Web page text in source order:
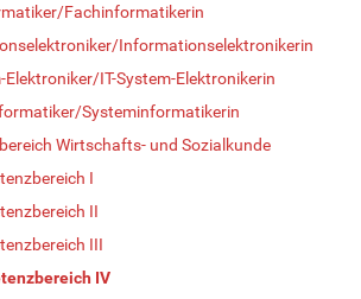
Fachinformatikerin
Informationselektronikerin
Elektroniker/IT-System-Elektronikerin
Systeminformatikerin
Wirtschafts- und Sozialkunde
I
II
III
IV